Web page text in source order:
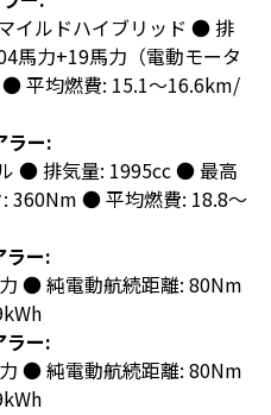
イルドハイブリッド ● 排
馬力+19馬力（電動モータ
平均燃費: 15.1～16.6km/
ラー:
● 排気量: 1995cc ● 最高
360Nm ● 平均燃費: 18.8～
ラー:
● 純電動航続距離: 80Nm
ラー:
● 純電動航続距離: 80Nm